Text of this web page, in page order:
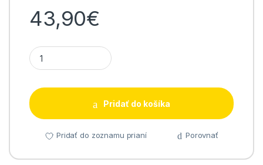
43,90€
UAG Civilian MagSafe - Mallard quantity
Pridať do košíka
Pridať do zoznamu prianí Porovnať